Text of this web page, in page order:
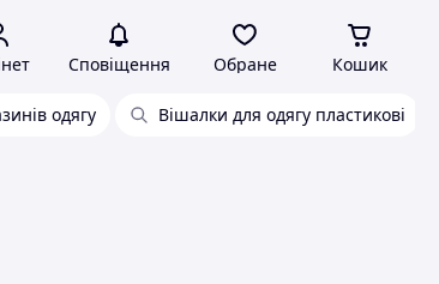
Сповіщення Обране Кошик
одягу Вішалки для одягу пластикові